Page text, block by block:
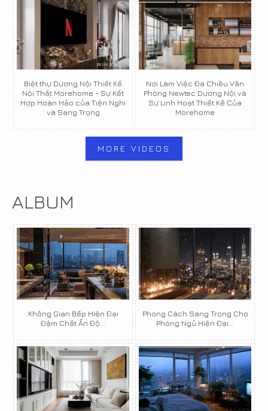
Biệt thự Dương Nội Thiết Kế
Nội Thất Morehome - Sự Kết
Hợp Hoàn Hảo của Tiện Nghi
và Sang Trọng
Nơi Làm Việc Đa Chiều Văn
Phòng Newtec Dương Nội và
Sự Linh Hoạt Thiết Kế Của
Morehome
MORE VIDEOS
ALBUM
Không Gian Bếp Hiện Đại
Đậm Chất Ấn Độ...
Phong Cách Sang Trọng Cho
Phòng Ngủ Hiện Đại...